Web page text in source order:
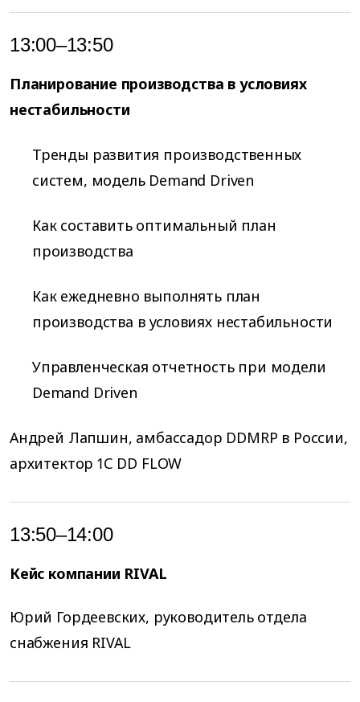
13:00–13:50
Планирование производства в условиях
нестабильности
Тренды развития производственных
систем, модель Demand Driven
Как составить оптимальный план
производства
Как ежедневно выполнять план
производства в условиях нестабильности
Управленческая отчетность при модели
Demand Driven
Андрей Лапшин, амбассадор DDMRP в России,
архитектор 1С DD FLOW
13:50–14:00
Кейс компании RIVAL
Юрий Гордеевских, руководитель отдела
снабжения RIVAL